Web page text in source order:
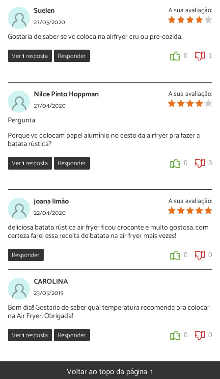
20/11/2020
Oi Kismara, que bom que você gostou da nossa receita! Obrigada
pelo seu comentário e continue preparando nossas sugestões.
A sua avaliação:
Suelen
27/05/2020
Gostaria de saber se vc coloca na airfryer cru ou pre-cozida.
Ver1resposta Responder 0 1
27/05/2020
Oi Suelen, esta batata vai crua na AirFryer. Experimente e conte
para nós o que você achou!
A sua avaliação:
Nilce Pinto Hoppman
27/04/2020
Pergunta
Porque vc colocam papel alumínio no cesto da airfryer pra fazer a
batata rústica?
Ver1resposta Responder 0 3
28/04/2020
Oi Nilce, o papel alumínio foi usado para facilitar a limpeza da
AirFryer e também para o tempero das batatas não escorrer. No
entanto elas ficarão igualmente saborosas se você preparar esta
batata rústica sem o papel alumínio! Experimente e conte para
A sua avaliação:
joana limão
22/04/2020
deliciosa batata rústica air fryer ficou crocante e muito gostosa. com
certeza farei essa receita de batata na air fryer mais vezes!
Responder 0 0
CAROLINA
23/05/2019
Bom dia!! Gostaria de saber qual temperatura recomenda pra colocar
na Air Fryer. Obrigada!
Ver1resposta Responder 0 0
24/05/2019Voltar ao topo da página ↑